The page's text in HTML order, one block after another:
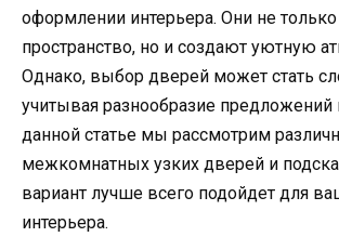
оформлении интерьера. Они не
пространство, но и создают уютную
Однако, выбор дверей может стать
учитывая разнообразие
данной статье мы рассмотрим
межкомнатных узких дверей и
вариант лучше всего подойдет для
интерьера.